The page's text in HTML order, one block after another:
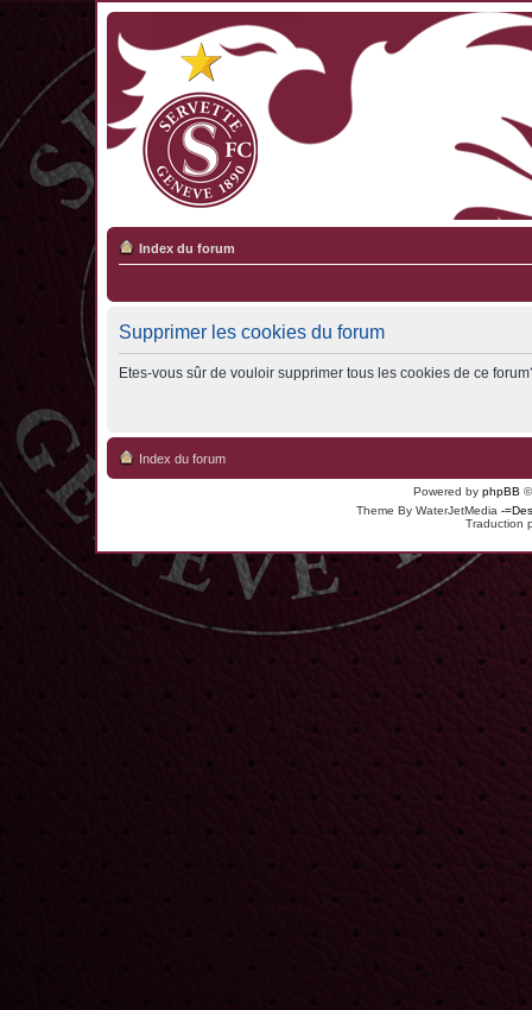
Index du forum
Supprimer les cookies du forum
Etes-vous sûr de vouloir supprimer tous les cookies de ce
Index du forum
Powered by phpBB
Theme By WaterJetMedia -
Traduction